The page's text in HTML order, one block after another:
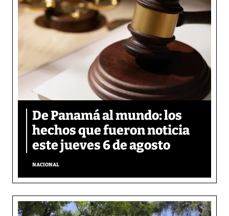
De Panamá al mundo: los
hechos que fueron noticia
este jueves 6 de agosto
NACIONAL